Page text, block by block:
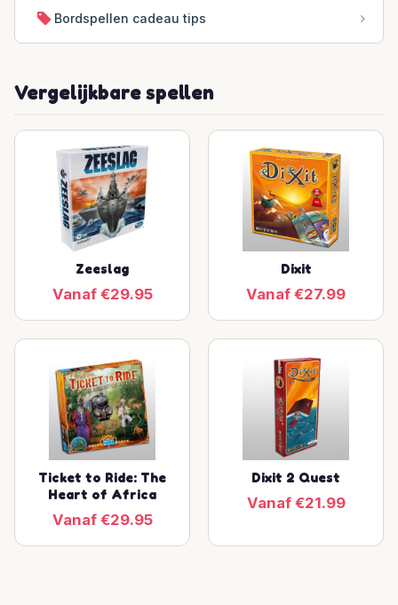
Bordspellen cadeau tips
Vergelijkbare spellen
Zeeslag
Vanaf €29.95
Dixit
Vanaf €27.99
Ticket to Ride: The
Heart of Africa
Vanaf €29.95
Dixit 2 Quest
Vanaf €21.99